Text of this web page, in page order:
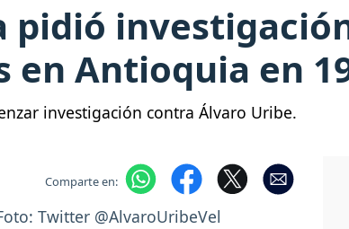
pidió
Antioquia en
investigación contra Álvaro Uribe.
Comparte en: